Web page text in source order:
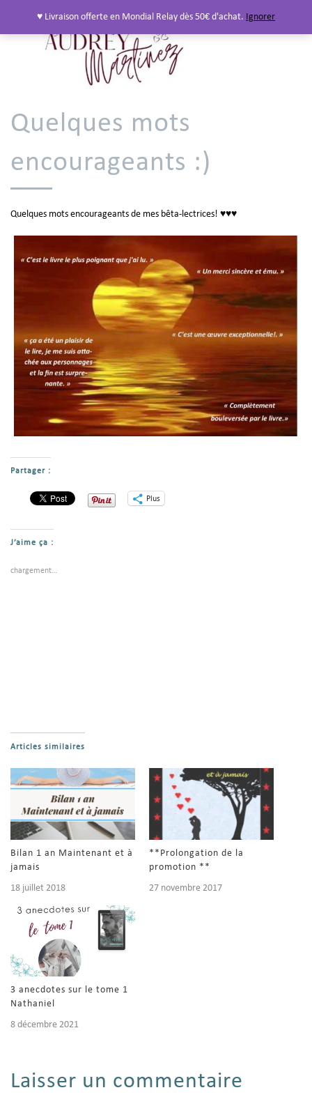
Quelques mots
encourageants :)
Quelques mots encourageants de mes bêta-lectrices! ♥♥♥
Partager :
Plus
J’aime ça :
chargement…
Articles similaires
Bilan 1 an Maintenant et à
jamais
18 juillet 2018
**Prolongation de la
promotion **
27 novembre 2017
3 anecdotes sur le tome 1
Nathaniel
8 décembre 2021
Laisser un commentaire
♥ Livraison offerte en Mondial Relay dès 50€ d'achat. Ignorer